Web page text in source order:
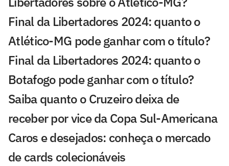
Final da Libertadores 2024: quanto o
Atlético-MG pode ganhar com o título?
Final da Libertadores 2024: quanto o
Botafogo pode ganhar com o título?
Saiba quanto o Cruzeiro deixa de
receber por vice da Copa Sul-Americana
Caros e desejados: conheça o mercado
de cards colecionáveis